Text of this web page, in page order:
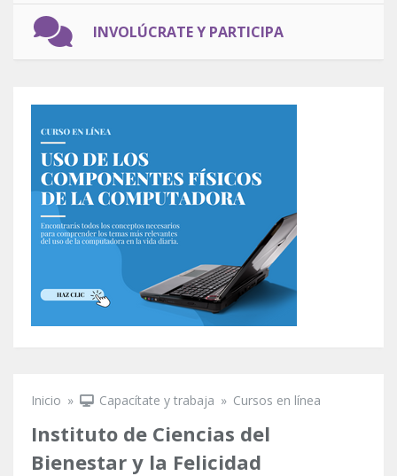
INVOLÚCRATE Y PARTICIPA
Inicio » Capacítate y trabaja » Cursos en línea
Instituto de Ciencias del
Bienestar y la Felicidad